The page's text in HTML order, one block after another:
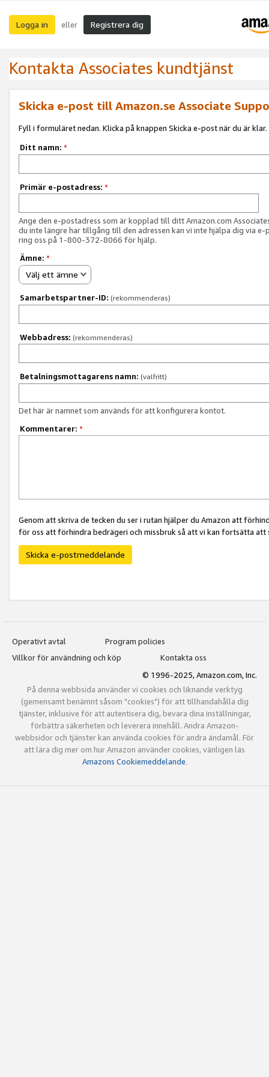
Logga in eller Registrera dig
Kontakta Associates kundtjänst
Skicka e-post till Amazon.se Associate
Fyll i formuläret nedan. Klicka på knappen Skicka e-post när du är klar.
Ditt namn: *
Primär e-postadress: *
Ange den e-postadress som är kopplad till ditt Amazon.com
du inte längre har tillgång till den adressen kan vi inte hjälpa dig via e-
ring oss på 1-800-372-8066 för hjälp.
Ämne: *
Välj ett ämne
Samarbetspartner-ID: (rekommenderas)
Webbadress: (rekommenderas)
Betalningsmottagarens namn: (valfritt)
Det här är namnet som används för att konfigurera kontot.
Kommentarer: *
Genom att skriva de tecken du ser i rutan hjälper du Amazon att
för oss att förhindra bedrägeri och missbruk så att vi kan fortsätta
Skicka e-postmeddelande
Operativt avtal
Program policies
Villkor för användning och köp
Kontakta oss
© 1996-2025, Amazon.com, Inc.
På denna webbsida använder vi cookies och liknande verktyg
(gemensamt benämnt såsom "cookies") för att tillhandahålla dig
tjänster, inklusive för att autentisera dig, bevara dina inställningar,
förbättra säkerheten och leverera innehåll. Andra Amazon-
webbsidor och tjänster kan använda cookies för andra ändamål. För
att lära dig mer om hur Amazon använder cookies, vänligen läs
Amazons Cookiemeddelande.